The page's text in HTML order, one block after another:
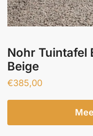
Nohr Tuintafel
Beige
€385,00